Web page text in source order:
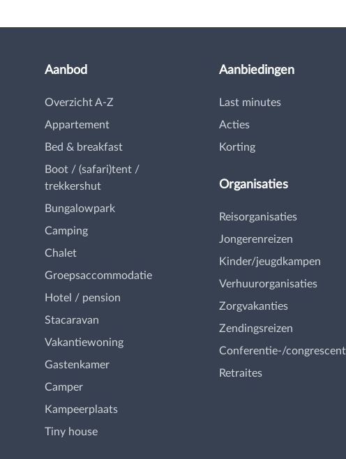
Aanbod
Overzicht A-Z
Appartement
Bed & breakfast
Boot / (safari)tent /
trekkershut
Bungalowpark
Camping
Chalet
Groepsaccommodatie
Hotel / pension
Stacaravan
Vakantiewoning
Gastenkamer
Camper
Kampeerplaats
Tiny house
Aanbiedingen
Last minutes
Acties
Korting
Organisaties
Reisorganisaties
Jongerenreizen
Kinder/jeugdkampen
Verhuurorganisaties
Zorgvakanties
Zendingsreizen
Conferentie-/
Retraites